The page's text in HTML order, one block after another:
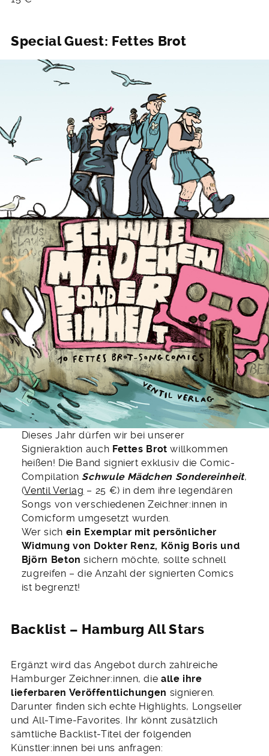
Special Guest: Fettes Brot
Dieses Jahr dürfen wir bei unserer
Signieraktion auch Fettes Brotwillkommen
heißen! Die Band signiert exklusiv die Comic-
CompilationSchwule Mädchen Sondereinheit,
(Ventil Verlag – 25 €) in dem ihre legendären
Songs von verschiedenen Zeichner:innen in
Comicform umgesetzt wurden.
Wer sich ein Exemplar mit persönlicher
Widmung von Dokter Renz, König Boris und
Björn Beton sichern möchte, sollte schnell
zugreifen – die Anzahl der signierten Comics
ist begrenzt!
Backlist – Hamburg All Stars
Ergänzt wird das Angebot durch zahlreiche
Hamburger Zeichner:innen, diealle ihre
lieferbaren Veröffentlichungen signieren.
Darunter finden sich echte Highlights, Longseller
und All-Time-Favorites. Ihr könnt zusätzlich
sämtliche Backlist-Titel der folgenden
Künstler:innen bei uns anfragen: